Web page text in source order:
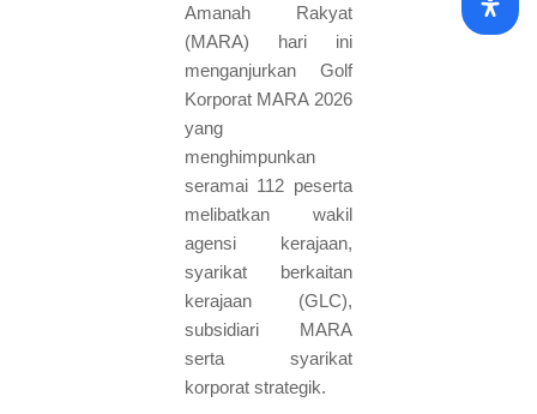
Amanah Rakyat
(MARA) hari ini
menganjurkan Golf
Korporat MARA 2026
yang
menghimpunkan
seramai 112 peserta
melibatkan wakil
agensi kerajaan,
syarikat berkaitan
kerajaan (GLC),
subsidiari MARA
serta syarikat
korporat strategik.